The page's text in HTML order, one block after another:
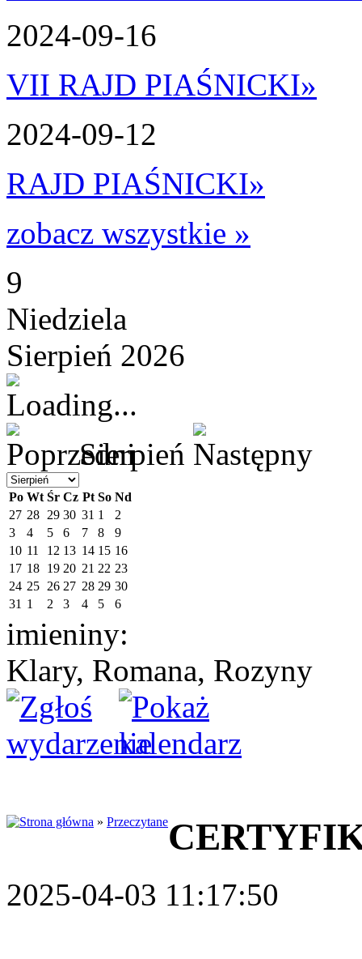
2024-09-16
VII RAJD PIAŚNICKI»
2024-09-12
RAJD PIAŚNICKI»
zobacz wszystkie »
9
Niedziela
Sierpień 2026
Sierpień
Po Wt Śr Cz Pt So Nd
27 28 29 30 31 1
2
3
4 5 6 7 8
9
10 11 12 13 14 15 16
17 18 19 20 21 22 23
24 25 26 27 28 29 30
31 1 2 3 4 5 6
imieniny:
Klary, Romana, Rozyny
» Przeczytane
2025-04-03 11:17:50